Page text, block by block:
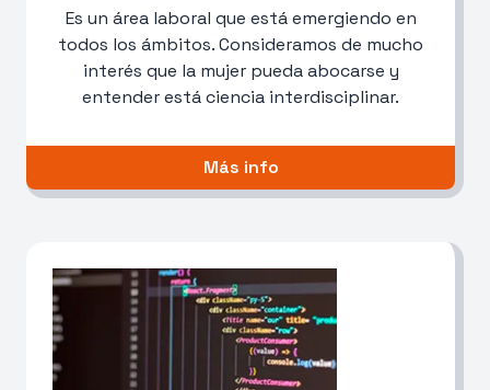
Es un área laboral que está emergiendo en
todos los ámbitos. Consideramos de mucho
interés que la mujer pueda abocarse y
entender está ciencia interdisciplinar.
Más info